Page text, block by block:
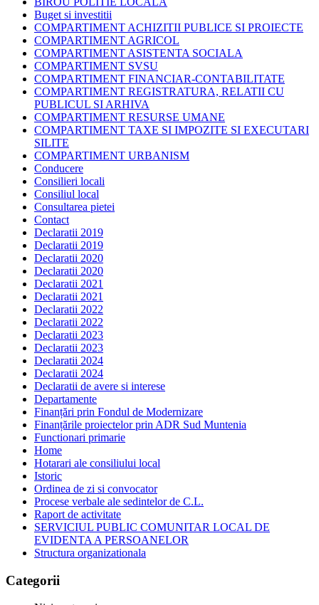
Buget si investitii
COMPARTIMENT ACHIZITII PUBLICE SI PROIECTE
COMPARTIMENT AGRICOL
COMPARTIMENT ASISTENTA SOCIALA
COMPARTIMENT SVSU
COMPARTIMENT FINANCIAR-CONTABILITATE
COMPARTIMENT REGISTRATURA, RELATII CU
PUBLICUL SI ARHIVA
COMPARTIMENT RESURSE UMANE
COMPARTIMENT TAXE SI IMPOZITE SI EXECUTARI
SILITE
COMPARTIMENT URBANISM
Conducere
Consilieri locali
Consiliul local
Consultarea pietei
Contact
Declaratii 2019
Declaratii 2019
Declaratii 2020
Declaratii 2020
Declaratii 2021
Declaratii 2021
Declaratii 2022
Declaratii 2022
Declaratii 2023
Declaratii 2023
Declaratii 2024
Declaratii 2024
Declaratii de avere si interese
Departamente
Finanțări prin Fondul de Modernizare
Finanțările proiectelor prin ADR Sud Muntenia
Functionari primarie
Home
Hotarari ale consiliului local
Istoric
Ordinea de zi si convocator
Procese verbale ale sedintelor de C.L.
Raport de activitate
SERVICIUL PUBLIC COMUNITAR LOCAL DE
EVIDENTA A PERSOANELOR
Structura organizationala
Categorii